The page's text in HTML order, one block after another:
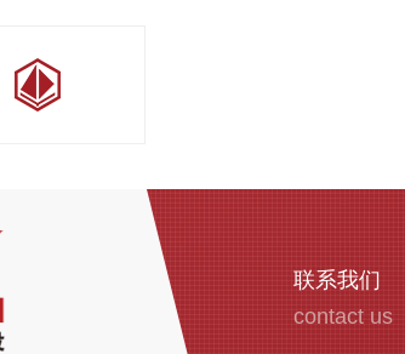
联系我们
contact us